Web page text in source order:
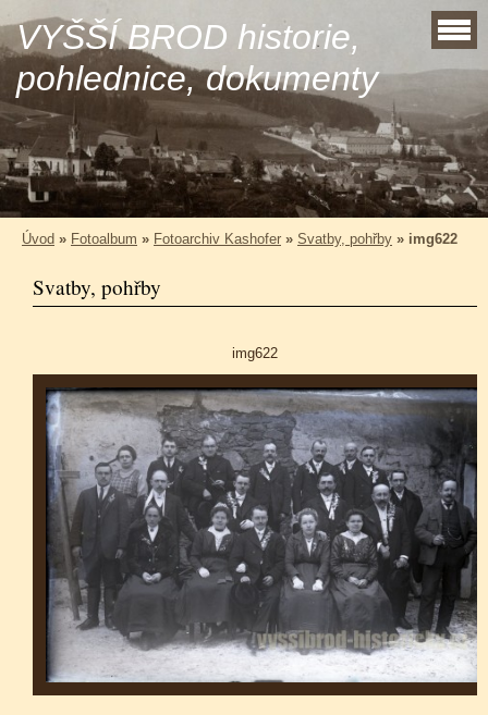
VYŠŠÍ BROD historie,
pohlednice, dokumenty
Úvod » Fotoalbum » Fotoarchiv Kashofer » Svatby, pohřby » img622
Svatby, pohřby
img622